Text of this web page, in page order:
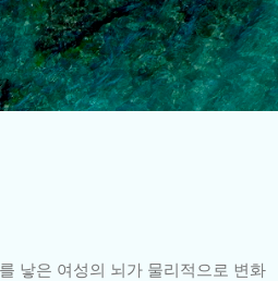
낳은 여성의 뇌가 물리적으로 변화